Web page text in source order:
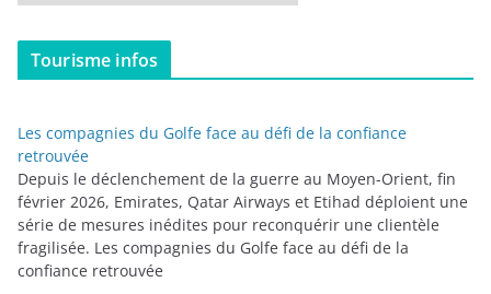
a
t
r
i
e
s
Tourisme infos
Les compagnies du Golfe face au défi de la confiance
retrouvée
Depuis le déclenchement de la guerre au Moyen-Orient, fin
février 2026, Emirates, Qatar Airways et Etihad déploient une
série de mesures inédites pour reconquérir une clientèle
fragilisée. Les compagnies du Golfe face au défi de la
confiance retrouvée